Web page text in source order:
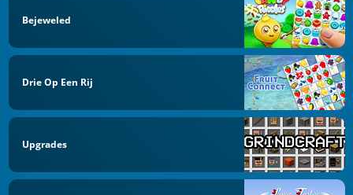
Bejeweled
Drie Op Een Rij
Upgrades